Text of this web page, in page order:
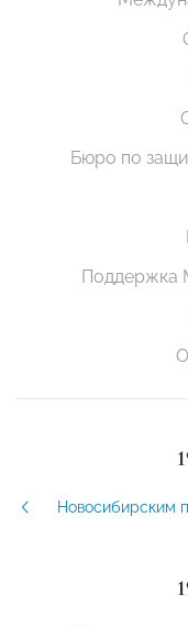
Бюро по
Поддержка
Новосибирским